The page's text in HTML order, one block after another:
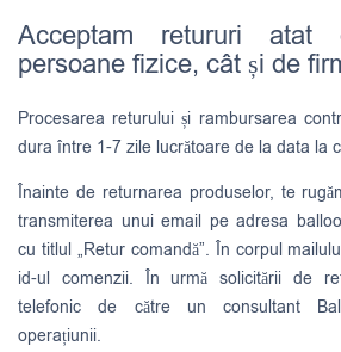
Acceptam retururi
persoane fizice, cât și de
Procesarea returului și rambursarea
dura între 1-7 zile lucrătoare de la data la
Înainte de returnarea produselor, te
transmiterea unui email pe adresa
cu titlul „Retur comandă”. În corpul
id-ul comenzii. În urmă solicitării de
telefonic de către un consultant
operațiunii.